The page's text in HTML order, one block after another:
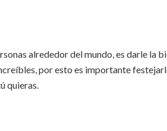
alrededor del mundo, es darle la
por esto es importante
quieras.